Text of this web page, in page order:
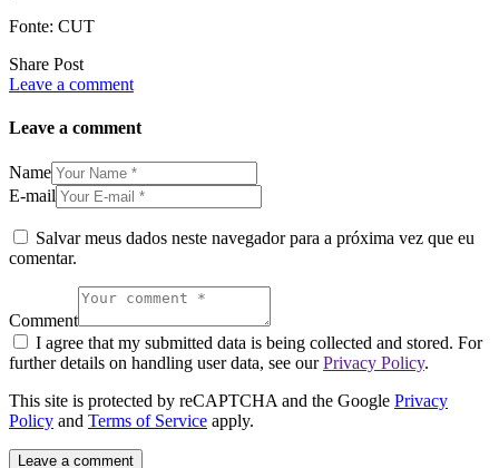
Fonte: CUT
Share Post
Leave a comment
Leave a comment
Name
E-mail
Salvar meus dados neste navegador para a próxima vez que eu
comentar.
Comment
I agree that my submitted data is being collected and stored. For
further details on handling user data, see ourPrivacy Policy.
This site is protected by reCAPTCHA and the Google Privacy
Policy and Terms of Service apply.